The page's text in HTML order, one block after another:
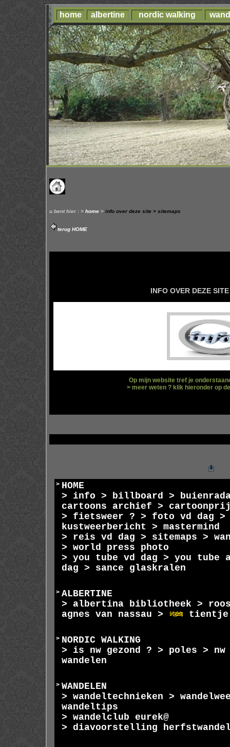
home albertine nordic walking
u bent hier : > home > info over deze site > sitemaps
terug HOME
INFO OVER DEZE
Op mijn website tref je
> meer weten ? klik hieronder op
> HOME
> info > billboard >
cartoons archief >
> fietsweer ? > foto vd dag
kustweerbericht > mastermind
> reis vd dag > sitemaps >
> world press photo
> you tube vd dag > you tube
dag > sance glaskralen
> ALBERTINE
> albertina bibliotheek >
agnes van nassau > tientje
> NORDIC WALKING
> is nw gezond ? > poles >
wandelen
> WANDELEN
> wandeltechnieken >
wandeltips
> wandelclub
eurek@
> diavoorstelling